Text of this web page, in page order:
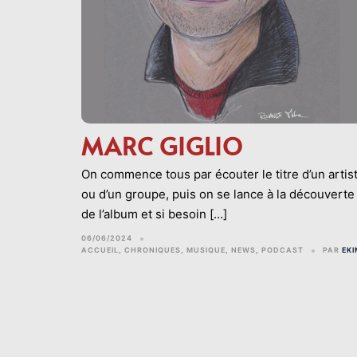
MARC GIGLIO
On commence tous par écouter le titre d’un
ou d’un groupe, puis on se lance à la découverte
de l’album et si besoin […]
06/06/2024
ACCUEIL
CHRONIQUES MUSIQUE NEWS PODCAST PAR